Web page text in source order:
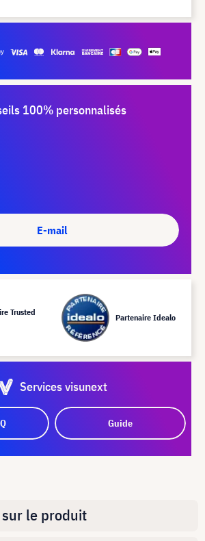
100% personnalisés
E-mail
Trusted
Partenaire Idealo
Services visunext
Guide
le produit